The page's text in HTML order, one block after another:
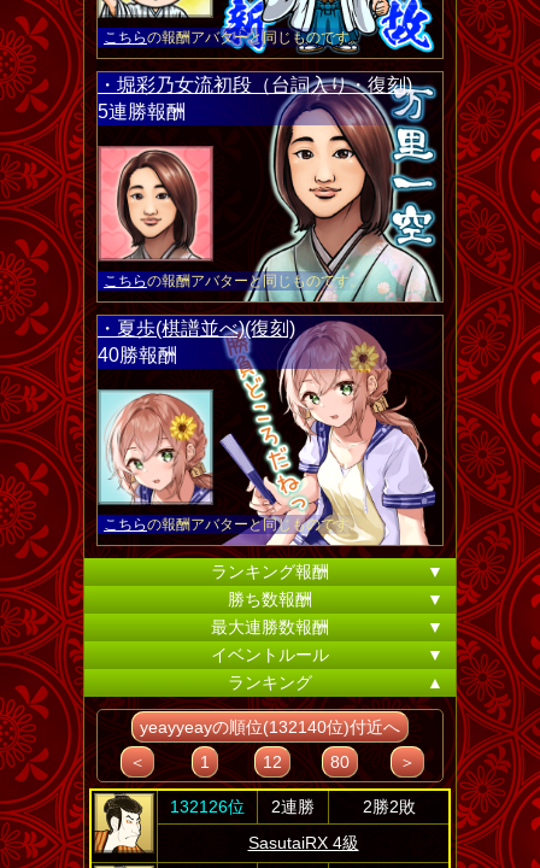
こちらの報酬アバターと同じものです。
・堀彩乃女流初段（台詞入り・復刻)
5連勝報酬
こちらの報酬アバターと同じものです。
・夏歩(棋譜並べ)(復刻)
40勝報酬
こちらの報酬アバターと同じものです。
ランキング報酬
▼
勝ち数報酬
▼
最大連勝数報酬
▼
イベントルール
▼
ランキング
▲
yeayyeayの順位(132140位)付近へ
＜
1 12 80 ＞
132126位 2連勝
2勝2敗
SasutaiRX 4級